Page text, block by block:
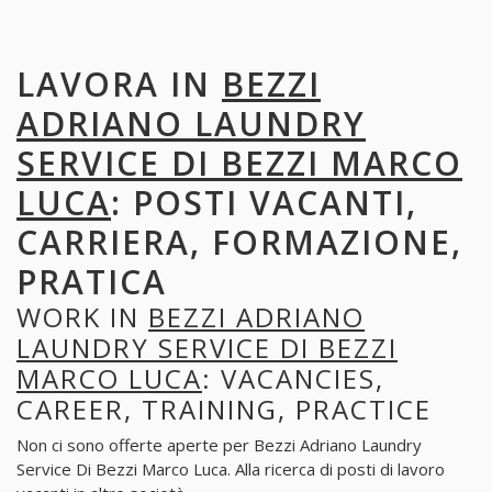
LAVORA IN BEZZI
ADRIANO LAUNDRY
SERVICE DI BEZZI MARCO
LUCA: POSTI VACANTI,
CARRIERA, FORMAZIONE,
PRATICA
WORK IN BEZZI ADRIANO
LAUNDRY SERVICE DI BEZZI
MARCO LUCA: VACANCIES,
CAREER, TRAINING, PRACTICE
Non ci sono offerte aperte per Bezzi Adriano Laundry
Service Di Bezzi Marco Luca. Alla ricerca di posti di lavoro